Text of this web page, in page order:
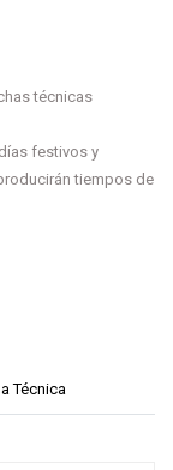
técnicas
festivos y
tiempos de
Técnica